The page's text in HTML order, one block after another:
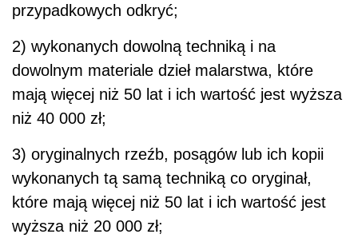
przypadkowych odkryć;
2) wykonanych dowolną techniką i na
dowolnym materiale dzieł malarstwa, które
mają więcej niż 50 lat i ich wartość jest wyższa
niż 40 000 zł;
3) oryginalnych rzeźb, posągów lub ich kopii
wykonanych tą samą techniką co oryginał,
które mają więcej niż 50 lat i ich wartość jest
wyższa niż 20 000 zł;